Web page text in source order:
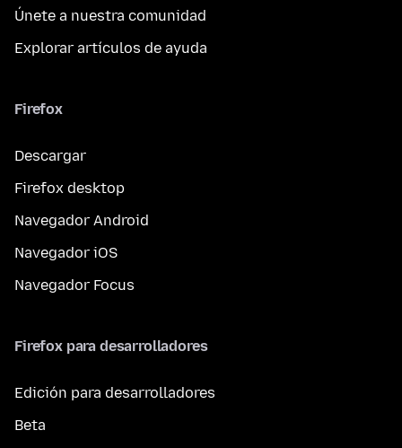
Únete a nuestra comunidad
Explorar artículos de ayuda
Firefox
Descargar
Firefox desktop
Navegador Android
Navegador iOS
Navegador Focus
Firefox para desarrolladores
Edición para desarrolladores
Beta